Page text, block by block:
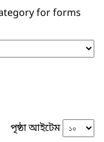
for forms
পৃষ্ঠা আইটেম